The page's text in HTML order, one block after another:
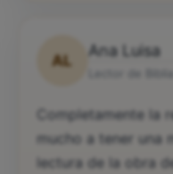
AL
Ana Luisa
Completamente la
mucho a tener una
lectura de la obra